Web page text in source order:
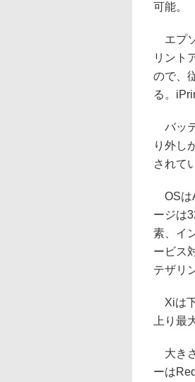
可能。
エプ
リント
ので、
る。
バッ
り外し
されて
OSは
ージは
素、イ
ービス
テザリ
Xiは下
上り最
大き
ーは